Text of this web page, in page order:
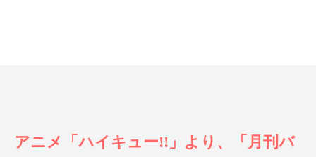
アニメ「ハイキュー!!」より、「月刊バ